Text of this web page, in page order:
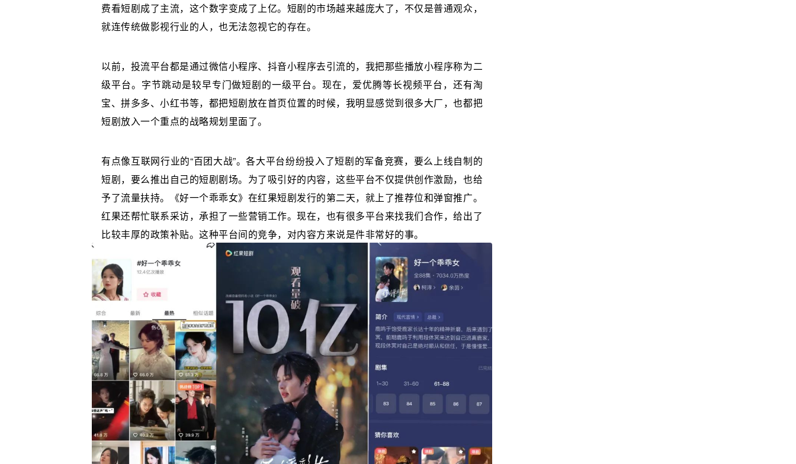
费看短剧成了主流，这个数字变成了上亿。短剧的市场越来越庞大了，不仅是普通观众，
就连传统做影视行业的人，也无法忽视它的存在。
以前，投流平台都是通过微信小程序、抖音小程序去引流的，我把那些播放小程序称为二
级平台。字节跳动是较早专门做短剧的一级平台。现在，爱优腾等长视频平台，还有淘
宝、拼多多、小红书等，都把短剧放在首页位置的时候，我明显感觉到很多大厂，也都把
短剧放入一个重点的战略规划里面了。
有点像互联网行业的“百团大战”。各大平台纷纷投入了短剧的军备竞赛，要么上线自制的
短剧，要么推出自己的短剧剧场。为了吸引好的内容，这些平台不仅提供创作激励，也给
予了流量扶持。《好一个乖乖女》在红果短剧发行的第二天，就上了推荐位和弹窗推广。
红果还帮忙联系采访，承担了一些营销工作。现在，也有很多平台来找我们合作，给出了
比较丰厚的政策补贴。这种平台间的竞争，对内容方来说是件非常好的事。